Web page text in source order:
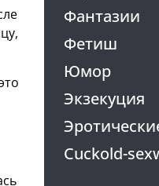
Фантазии
Фетиш
Юмор
Экзекуция
Cuckold-